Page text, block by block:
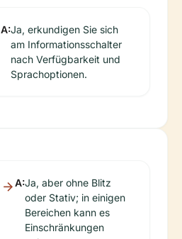
A:Ja, erkundigen Sie sich
am Informationsschalter
nach Verfügbarkeit und
Sprachoptionen.
A:Ja, aber ohne Blitz
oder Stativ; in einigen
Bereichen kann es
Einschränkungen